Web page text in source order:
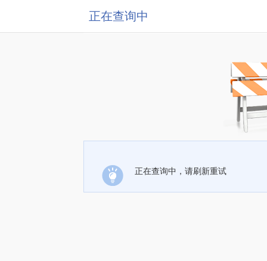
正在查询中
正在查询中，请刷新重试